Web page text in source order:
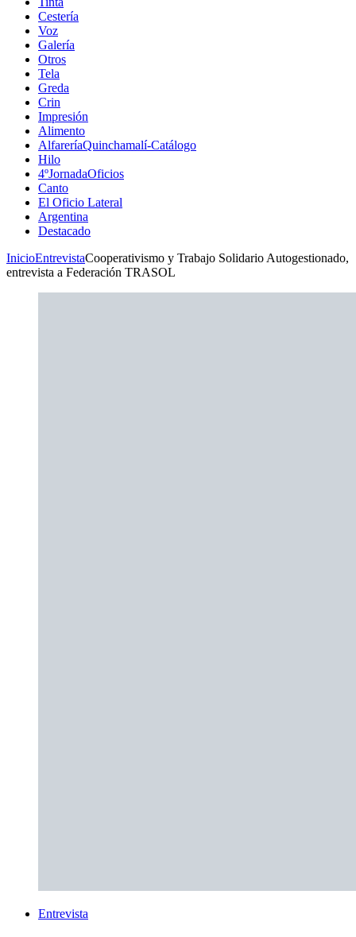
Cestería
Voz
Galería
Otros
Tela
Greda
Crin
Impresión
Alimento
AlfareríaQuinchamalí-Catálogo
Hilo
4ºJornadaOficios
Canto
El Oficio Lateral
Argentina
Destacado
InicioEntrevistaCooperativismo y Trabajo Solidario Autogestionado,
entrevista a Federación TRASOL
Entrevista